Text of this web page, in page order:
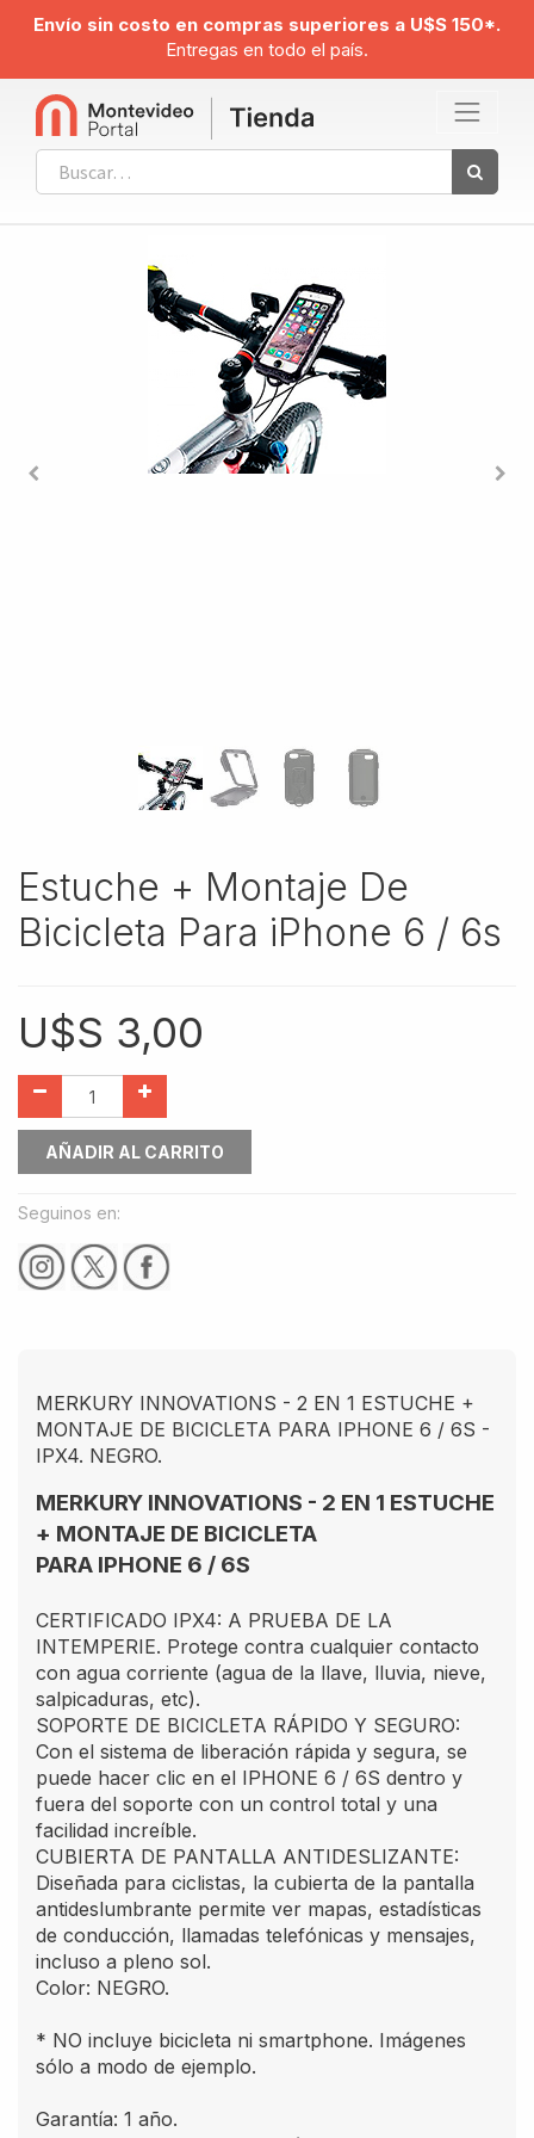
Envío sin costo en compras superiores a U$S 150*.
Entregas en todo el país.
Estuche + Montaje De
Bicicleta Para iPhone 6 / 6s
U$S 3,00
AÑADIR AL CARRITO
Seguinos en:
MERKURY INNOVATIONS - 2 EN 1 ESTUCHE +
MONTAJE DE BICICLETA PARA IPHONE 6 / 6S -
IPX4. NEGRO.
MERKURY INNOVATIONS - 2 EN 1 ESTUCHE
+ MONTAJE DE BICICLETA
PARA IPHONE 6 / 6S
CERTIFICADO IPX4: A PRUEBA DE LA
INTEMPERIE. Protege contra cualquier contacto
con agua corriente (agua de la llave, lluvia, nieve,
salpicaduras, etc).
SOPORTE DE BICICLETA RÁPIDO Y SEGURO:
Con el sistema de liberación rápida y segura, se
puede hacer clic en el IPHONE 6 / 6S dentro y
fuera del soporte con un control total y una
facilidad increíble.
CUBIERTA DE PANTALLA ANTIDESLIZANTE:
Diseñada para ciclistas, la cubierta de la pantalla
antideslumbrante permite ver mapas, estadísticas
de conducción, llamadas telefónicas y mensajes,
incluso a pleno sol.
Color: NEGRO.
* NO incluye bicicleta ni smartphone. Imágenes
sólo a modo de ejemplo.
Garantía: 1 año.